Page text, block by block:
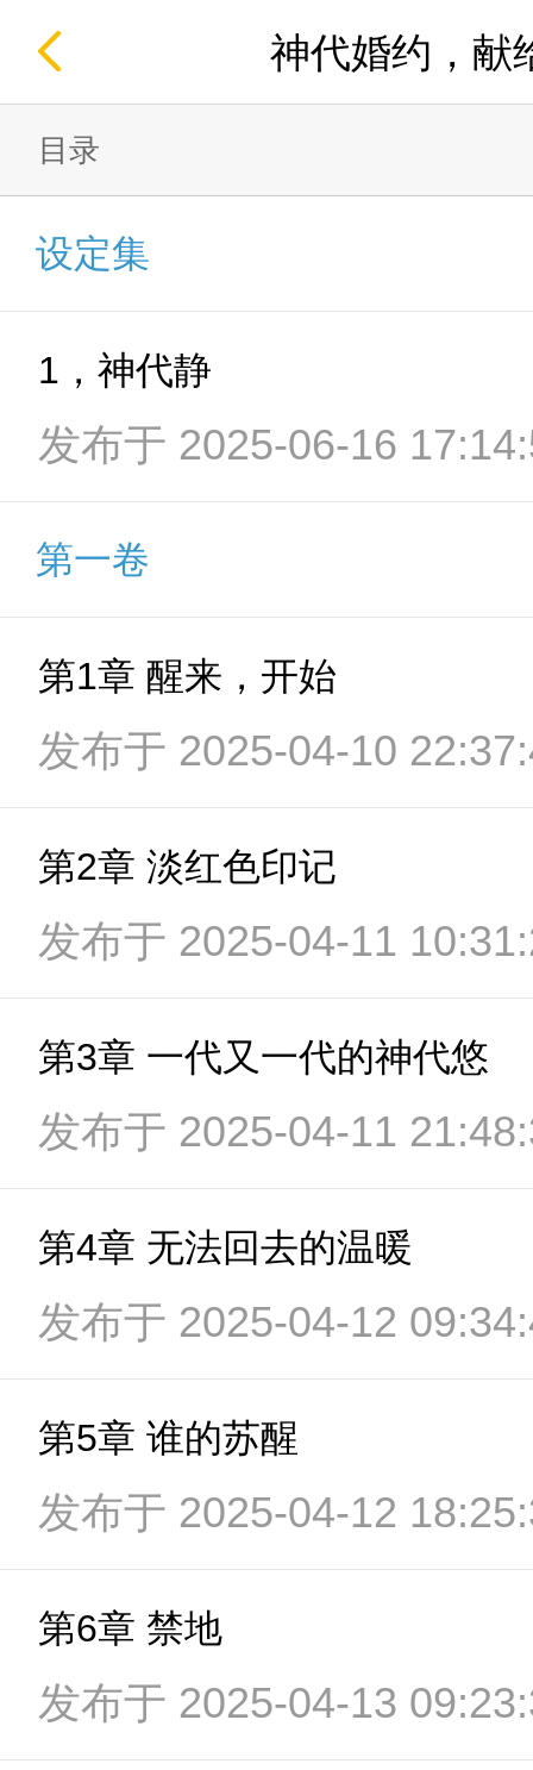
神代婚约，献
目录
设定集
1，神代静
发布于 2025-06-16
第一卷
第1章 醒来，开始
发布于 2025-04-10
第2章 淡红色印记
发布于 2025-04-11
第3章 一代又一代的神代悠
发布于 2025-04-11
第4章 无法回去的温暖
发布于 2025-04-12
第5章 谁的苏醒
发布于 2025-04-12
第6章 禁地
发布于 2025-04-13